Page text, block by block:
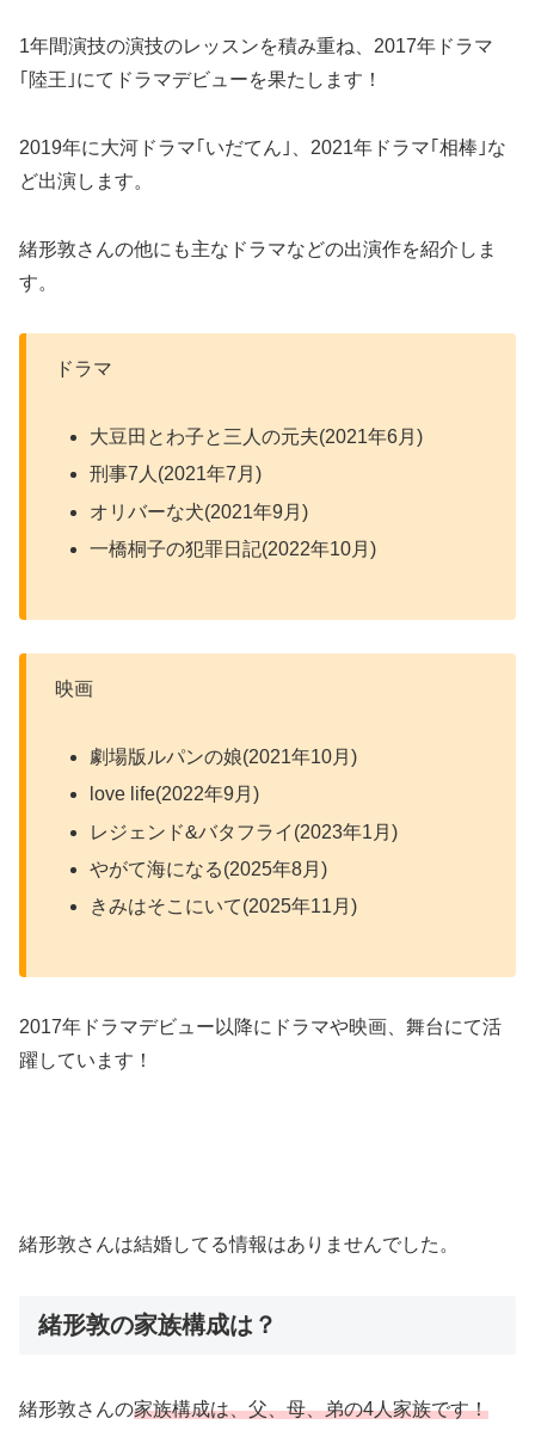
1年間演技の演技のレッスンを積み重ね、2017年ドラマ
｢陸王｣にてドラマデビューを果たします！
2019年に大河ドラマ｢いだてん｣、2021年ドラマ｢相棒｣な
ど出演します。
緒形敦さんの他にも主なドラマなどの出演作を紹介しま
す。
ドラマ
大豆田とわ子と三人の元夫(2021年6月)
刑事7人(2021年7月)
オリバーな犬(2021年9月)
一橋桐子の犯罪日記(2022年10月)
映画
劇場版ルパンの娘(2021年10月)
love life(2022年9月)
レジェンド&バタフライ(2023年1月)
やがて海になる(2025年8月)
きみはそこにいて(2025年11月)
2017年ドラマデビュー以降にドラマや映画、舞台にて活
躍しています！
緒形敦さんは結婚してる情報はありませんでした。
緒形敦の家族構成は？
緒形敦さんの家族構成は、父、母、弟の4人家族です！